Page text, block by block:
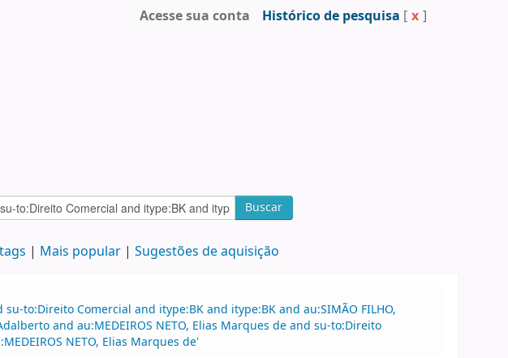
Acesse sua conta Histórico de pesquisa [ x ]
Buscar
Mais popular Sugestões de aquisição
to:Direito Comercial and itype:BK and itype:BK and au:SIMÃO FILHO,
and au:MEDEIROS NETO, Elias Marques de and su-to:Direito
NETO, Elias Marques de'